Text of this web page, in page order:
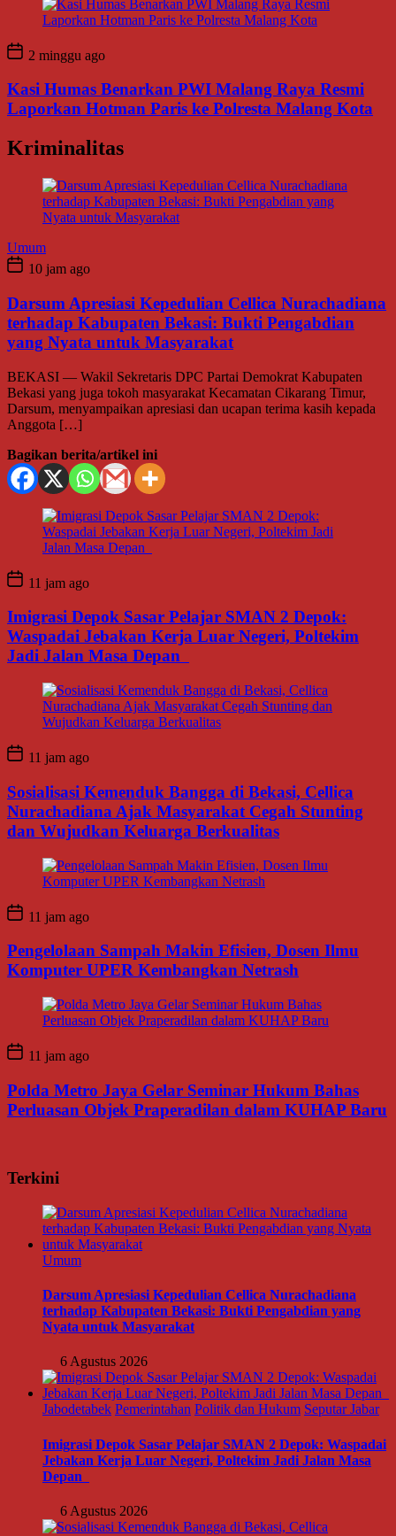
2 minggu ago
Kasi Humas Benarkan PWI Malang Raya Resmi
Laporkan Hotman Paris ke Polresta Malang Kota
Kriminalitas
Umum
10 jam ago
Darsum Apresiasi Kepedulian Cellica Nurachadiana
terhadap Kabupaten Bekasi: Bukti Pengabdian
yang Nyata untuk Masyarakat
BEKASI — Wakil Sekretaris DPC Partai Demokrat Kabupaten
Bekasi yang juga tokoh masyarakat Kecamatan Cikarang Timur,
Darsum, menyampaikan apresiasi dan ucapan terima kasih kepada
Anggota […]
Bagikan berita/artikel ini
11 jam ago
Imigrasi Depok Sasar Pelajar SMAN 2 Depok:
Waspadai Jebakan Kerja Luar Negeri, Poltekim
Jadi Jalan Masa Depan
11 jam ago
Sosialisasi Kemenduk Bangga di Bekasi, Cellica
Nurachadiana Ajak Masyarakat Cegah Stunting
dan Wujudkan Keluarga Berkualitas
11 jam ago
Pengelolaan Sampah Makin Efisien, Dosen Ilmu
Komputer UPER Kembangkan Netrash
11 jam ago
Polda Metro Jaya Gelar Seminar Hukum Bahas
Perluasan Objek Praperadilan dalam KUHAP Baru
Terkini
Umum
Darsum Apresiasi Kepedulian Cellica Nurachadiana
terhadap Kabupaten Bekasi: Bukti Pengabdian yang
Nyata untuk Masyarakat
6 Agustus 2026
Jabodetabek Pemerintahan Politik dan Hukum Seputar Jabar
Imigrasi Depok Sasar Pelajar SMAN 2 Depok: Waspadai
Jebakan Kerja Luar Negeri, Poltekim Jadi Jalan Masa
Depan
6 Agustus 2026